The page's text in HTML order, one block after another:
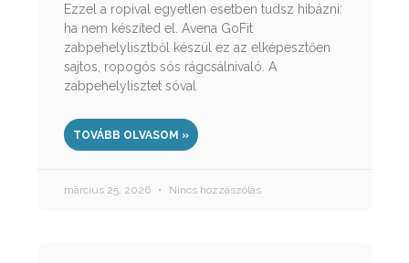
Ezzel a ropival egyetlen esetben tudsz hibázni:
ha nem készíted el. Avena GoFit
zabpehelylisztből készül ez az elképesztően
sajtos, ropogós sós rágcsálnivaló. A
zabpehelylisztet sóval
TOVÁBB OLVASOM »
március 25, 2026 Nincs hozzászólás